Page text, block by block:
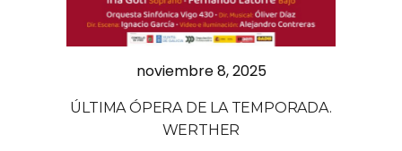
noviembre 8, 2025
ÚLTIMA ÓPERA DE LA TEMPORADA.
WERTHER